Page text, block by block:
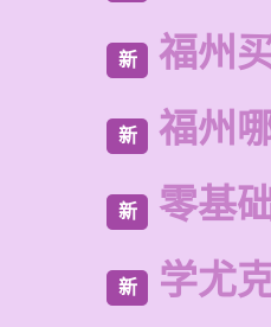
新 福州
新 福州
新 零基
新 学尤